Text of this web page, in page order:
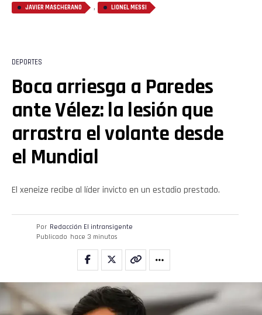
JAVIER MASCHERANO , LIONEL MESSI
DEPORTES
Boca arriesga a Paredes
ante Vélez: la lesión que
arrastra el volante desde
el Mundial
El xeneize recibe al líder invicto en un estadio prestado.
Por Redacción El intransigente
Publicado hace 3 minutos